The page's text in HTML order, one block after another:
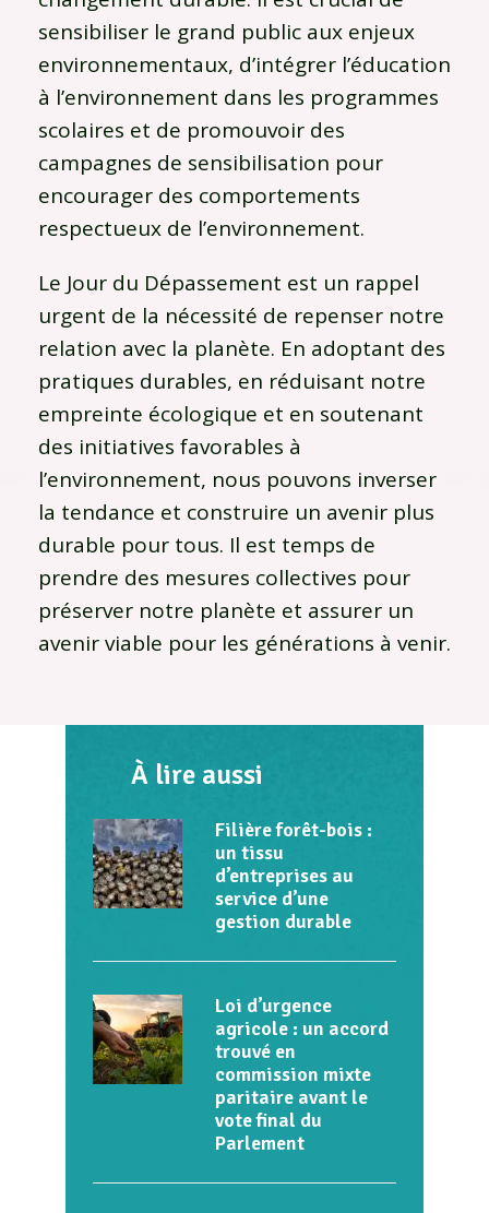
sensibiliser le grand public aux enjeux
environnementaux, d’intégrer l’éducation
à l’environnement dans les programmes
scolaires et de promouvoir des
campagnes de sensibilisation pour
encourager des comportements
respectueux de l’environnement.
Le Jour du Dépassement est un rappel
urgent de la nécessité de repenser notre
relation avec la planète. En adoptant des
pratiques durables, en réduisant notre
empreinte écologique et en soutenant
des initiatives favorables à
l’environnement, nous pouvons inverser
la tendance et construire un avenir plus
durable pour tous. Il est temps de
prendre des mesures collectives pour
préserver notre planète et assurer un
avenir viable pour les générations à venir.
À lire aussi
Filière forêt-bois :
un tissu
d’entreprises au
service d’une
gestion durable
Loi d’urgence
agricole : un accord
trouvé en
commission mixte
paritaire avant le
vote final du
Parlement